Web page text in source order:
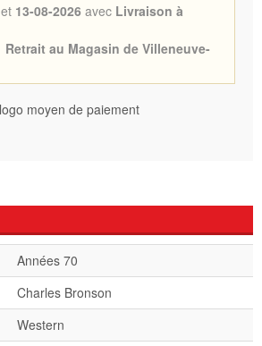
et 13-08-2026 avec Livraison à
Retrait au Magasin de Villeneuve-
Années 70
Charles Bronson
Western